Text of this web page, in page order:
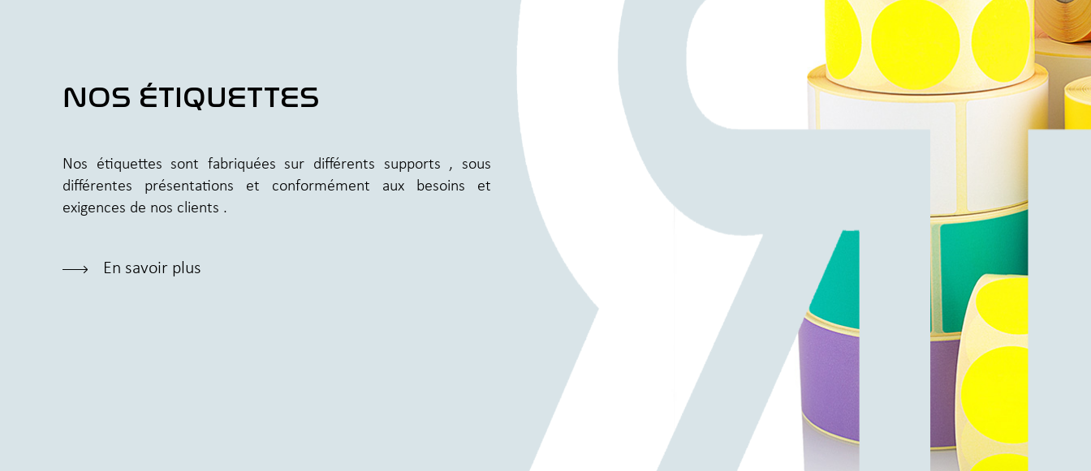
NOS ÉTIQUETTES
Nos étiquettes sont fabriquées sur différents supports , sous
différentes présentations et conformément aux besoins et
exigences de nos clients .
En savoir plus